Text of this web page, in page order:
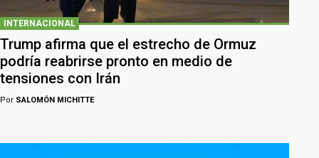
INTERNACIONAL
Trump afirma que el estrecho de Ormuz
podría reabrirse pronto en medio de
tensiones con Irán
Por SALOMÓN MICHITTE